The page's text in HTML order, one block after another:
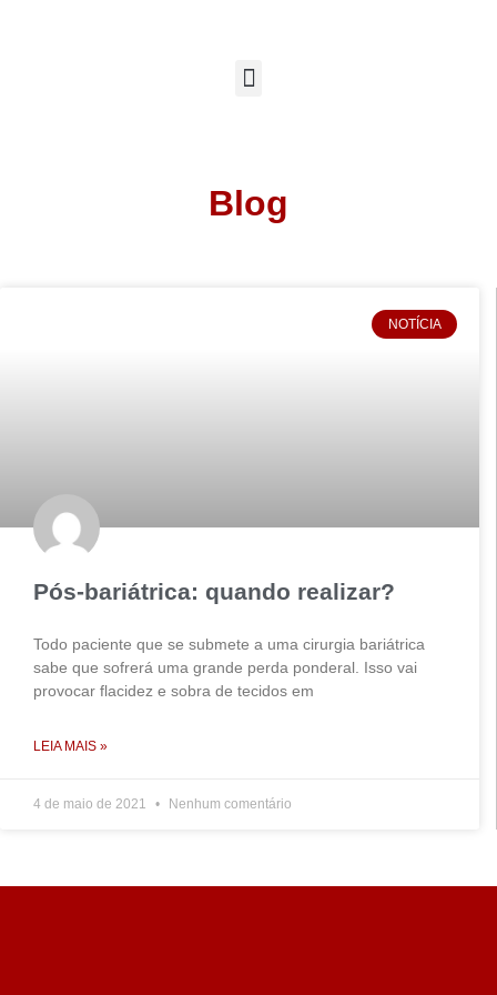
Blog
NOTÍCIA
Pós-bariátrica: quando realizar?
Todo paciente que se submete a uma cirurgia bariátrica
sabe que sofrerá uma grande perda ponderal. Isso vai
provocar flacidez e sobra de tecidos em
LEIA MAIS »
4 de maio de 2021 Nenhum comentário